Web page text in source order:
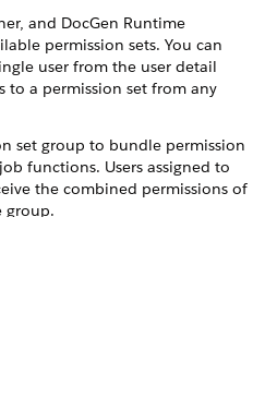
and DocGen Runtime
permission sets. You can
user from the user detail
to a permission set from any
set group to bundle permission
functions. Users assigned to
the combined permissions of
group.